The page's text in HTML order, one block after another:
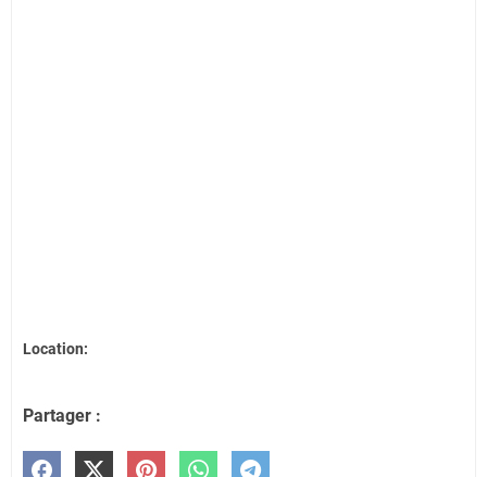
Location:
Partager :